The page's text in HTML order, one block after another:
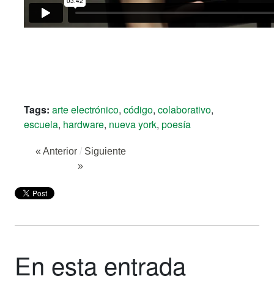
Tags: arte electrónico, código, colaborativo,
escuela, hardware, nueva york, poesía
« Anterior / Siguiente
»
En esta entrada